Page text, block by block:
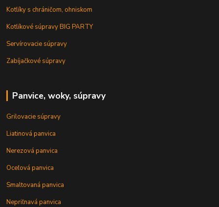
Kotlíky s chráničom, ohniskom
Kotlíkové súpravy BIG PARTY
Servírovacie súpravy
Zabíjačkové súpravy
Panvice, woky, súpravy
Grilovacie súpravy
Liatinová panvica
Nerezová panvica
Oceľová panvica
Smaltovaná panvica
Nepriľnavá panvica